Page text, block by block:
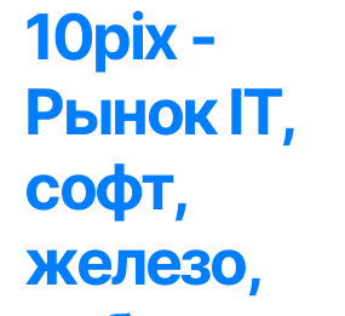
Перейти
содержимому
10pix -
Рынок IT,
софт,
железо,